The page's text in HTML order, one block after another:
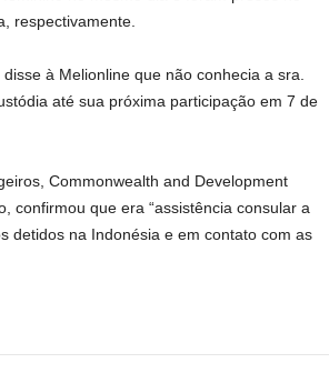
respectivamente.
à Melionline que não conhecia a sra.
até sua próxima participação em 7 de
Commonwealth and Development
confirmou que era “assistência consular a
detidos na Indonésia e em contato com as